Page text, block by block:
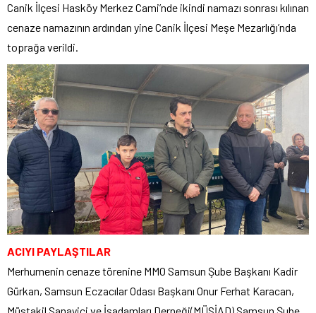
Canik İlçesi Hasköy Merkez Cami’nde ikindi namazı sonrası kılınan
cenaze namazının ardından yine Canik İlçesi Meşe Mezarlığı’nda
toprağa verildi.
ACIYI PAYLAŞTILAR
Merhumenin cenaze törenine MMO Samsun Şube Başkanı Kadir
Gürkan, Samsun Eczacılar Odası Başkanı Onur Ferhat Karacan,